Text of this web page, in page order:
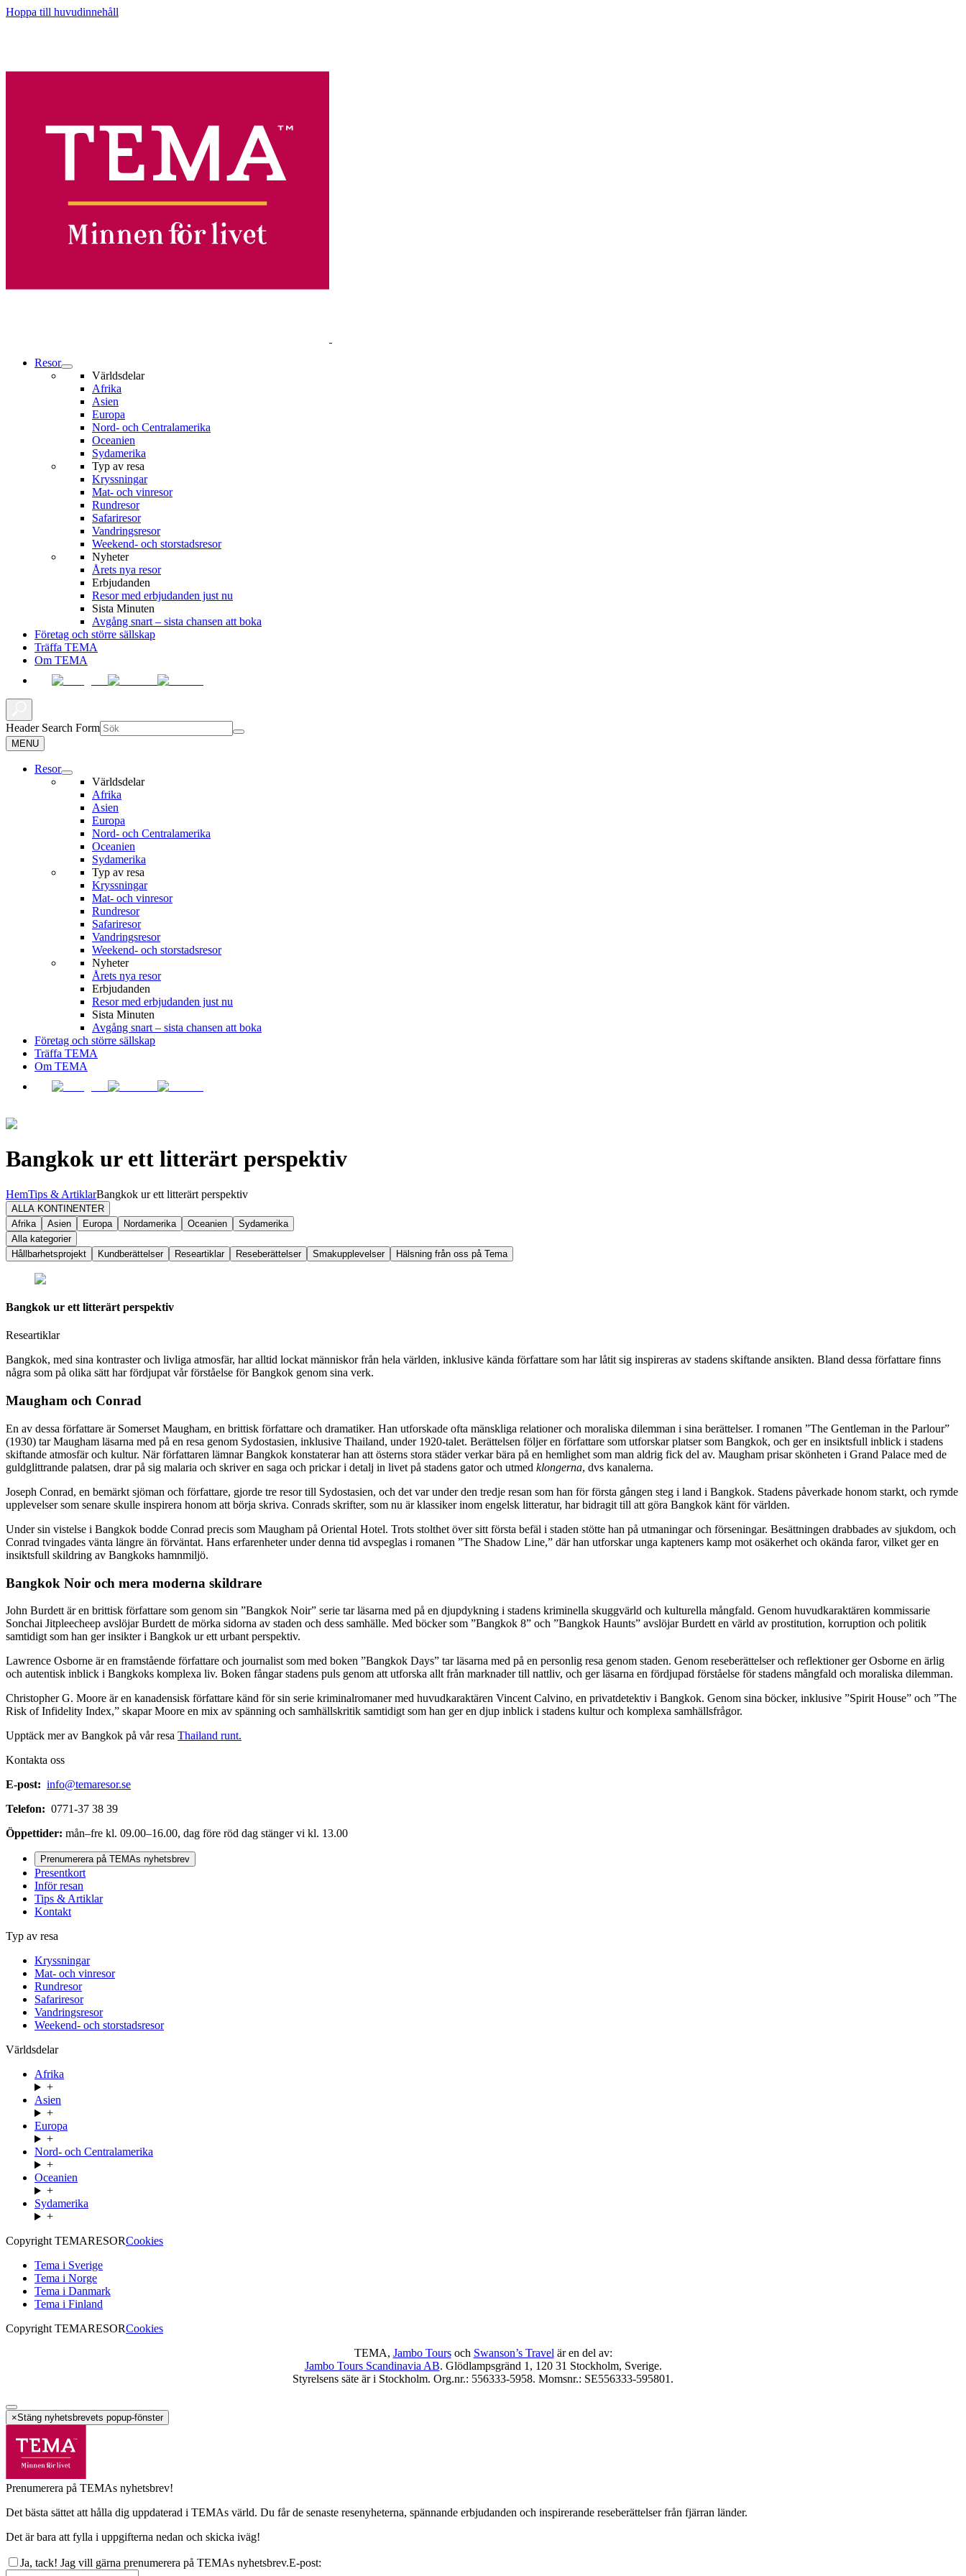
Hoppa till huvudinnehåll
Resor
Världsdelar
Afrika
Asien
Europa
Nord- och Centralamerika
Oceanien
Sydamerika
Typ av resa
Kryssningar
Mat- och vinresor
Rundresor
Safariresor
Vandringsresor
Weekend- och storstadsresor
Nyheter
Årets nya resor
Erbjudanden
Resor med erbjudanden just nu
Sista Minuten
Avgång snart – sista chansen att boka
Företag och större sällskap
Träffa TEMA
Om TEMA
Header Search Form
MENU
Resor
Världsdelar
Afrika
Asien
Europa
Nord- och Centralamerika
Oceanien
Sydamerika
Typ av resa
Kryssningar
Mat- och vinresor
Rundresor
Safariresor
Vandringsresor
Weekend- och storstadsresor
Nyheter
Årets nya resor
Erbjudanden
Resor med erbjudanden just nu
Sista Minuten
Avgång snart – sista chansen att boka
Företag och större sällskap
Träffa TEMA
Om TEMA
Bangkok ur ett litterärt perspektiv
HemTips & ArtiklarBangkok ur ett litterärt perspektiv
ALLA KONTINENTER
Afrika
Asien Europa Nordamerika Oceanien
Sydamerika
Alla kategorier
Hållbarhetsprojekt
Kundberättelser Researtiklar Reseberättelser Smakupplevelser Hälsning från oss på Tema
Bangkok ur ett litterärt perspektiv
Researtiklar
Bangkok, med sina kontraster och livliga atmosfär, har alltid lockat människor från hela världen, inklusive kända författare som har låtit sig inspireras av stadens skiftande ansikten. Bland dessa författare finns
några som på olika sätt har fördjupat vår förståelse för Bangkok genom sina verk.
Maugham och Conrad
En av dessa författare är Somerset Maugham, en brittisk författare och dramatiker. Han utforskade ofta mänskliga relationer och moraliska dilemman i sina berättelser. I romanen ”The Gentleman in the Parlour”
(1930) tar Maugham läsarna med på en resa genom Sydostasien, inklusive Thailand, under 1920-talet. Berättelsen följer en författare som utforskar platser som Bangkok, och ger en insiktsfull inblick i stadens
skiftande atmosfär och kultur. När författaren lämnar Bangkok konstaterar han att österns stora städer verkar bära på en hemlighet som man aldrig fick del av. Maugham prisar skönheten i Grand Palace med de
guldglittrande palatsen, drar på sig malaria och skriver en saga och prickar i detalj in livet på stadens gator och utmed klongerna, dvs kanalerna.
Joseph Conrad, en bemärkt sjöman och författare, gjorde tre resor till Sydostasien, och det var under den tredje resan som han för första gången steg i land i Bangkok. Stadens påverkade honom starkt, och rymde
upplevelser som senare skulle inspirera honom att börja skriva. Conrads skrifter, som nu är klassiker inom engelsk litteratur, har bidragit till att göra Bangkok känt för världen.
Under sin vistelse i Bangkok bodde Conrad precis som Maugham på Oriental Hotel. Trots stolthet över sitt första befäl i staden stötte han på utmaningar och förseningar. Besättningen drabbades av sjukdom, och
Conrad tvingades vänta längre än förväntat. Hans erfarenheter under denna tid avspeglas i romanen ”The Shadow Line,” där han utforskar unga kapteners kamp mot osäkerhet och okända faror, vilket ger en
insiktsfull skildring av Bangkoks hamnmiljö.
Bangkok Noir och mera moderna skildrare
John Burdett är en brittisk författare som genom sin ”Bangkok Noir” serie tar läsarna med på en djupdykning i stadens kriminella skuggvärld och kulturella mångfald. Genom huvudkaraktären kommissarie
Sonchai Jitpleecheep avslöjar Burdett de mörka sidorna av staden och dess samhälle. Med böcker som ”Bangkok 8” och ”Bangkok Haunts” avslöjar Burdett en värld av prostitution, korruption och politik
samtidigt som han ger insikter i Bangkok ur ett urbant perspektiv.
Lawrence Osborne är en framstående författare och journalist som med boken ”Bangkok Days” tar läsarna med på en personlig resa genom staden. Genom reseberättelser och reflektioner ger Osborne en ärlig
och autentisk inblick i Bangkoks komplexa liv. Boken fångar stadens puls genom att utforska allt från marknader till nattliv, och ger läsarna en fördjupad förståelse för stadens mångfald och moraliska dilemman.
Christopher G. Moore är en kanadensisk författare känd för sin serie kriminalromaner med huvudkaraktären Vincent Calvino, en privatdetektiv i Bangkok. Genom sina böcker, inklusive ”Spirit House” och ”The
Risk of Infidelity Index,” skapar Moore en mix av spänning och samhällskritik samtidigt som han ger en djup inblick i stadens kultur och komplexa samhällsfrågor.
Upptäck mer av Bangkok på vår resa Thailand runt.
Kontakta oss
E-post: info@temaresor.se
Telefon: 0771-37 38 39
Öppettider: mån–fre kl. 09.00–16.00, dag före röd dag stänger vi kl. 13.00
Prenumerera på TEMAs nyhetsbrev
Presentkort
Inför resan
Tips & Artiklar
Kontakt
Typ av resa
Kryssningar
Mat- och vinresor
Rundresor
Safariresor
Vandringsresor
Weekend- och storstadsresor
Världsdelar
Afrika
+
Asien
+
Europa
+
Nord- och Centralamerika
+
Oceanien
+
Sydamerika
+
Copyright TEMARESORCookies
Tema i Sverige
Tema i Norge
Tema i Danmark
Tema i Finland
Copyright TEMARESORCookies
TEMA, Jambo Toursoch Swanson’s Travel är en del av:
Jambo Tours Scandinavia AB. Glödlampsgränd 1, 120 31 Stockholm, Sverige.
Styrelsens säte är i Stockholm. Org.nr.: 556333-5958. Momsnr.: SE556333-595801.
×Stäng nyhetsbrevets popup-fönster
Prenumerera på TEMAs nyhetsbrev!
Det bästa sättet att hålla dig uppdaterad i TEMAs värld. Du får de senaste resenyheterna, spännande erbjudanden och inspirerande reseberättelser från fjärran länder.
Det är bara att fylla i uppgifterna nedan och skicka iväg!
Ja, tack! Jag vill gärna prenumerera på TEMAs nyhetsbrev.E-post: